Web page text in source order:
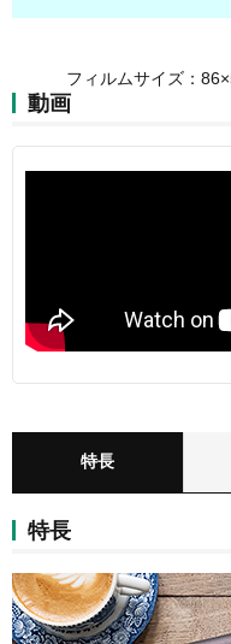
フィルムサイズ：
動画
特長
特長